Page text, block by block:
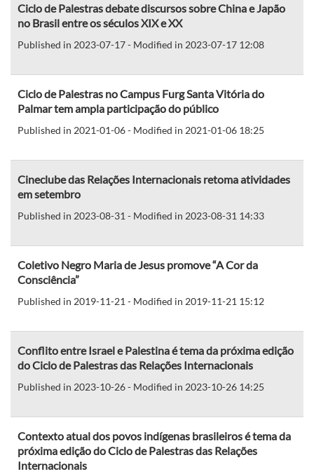
Ciclo de Palestras debate discursos sobre China e Japão
no Brasil entre os séculos XIX e XX
Published in 2023-07-17 - Modified in 2023-07-17 12:08
Ciclo de Palestras no Campus Furg Santa Vitória do
Palmar tem ampla participação do público
Published in 2021-01-06 - Modified in 2021-01-06 18:25
Cineclube das Relações Internacionais retoma atividades
em setembro
Published in 2023-08-31 - Modified in 2023-08-31 14:33
Coletivo Negro Maria de Jesus promove “A Cor da
Consciência”
Published in 2019-11-21 - Modified in 2019-11-21 15:12
Conflito entre Israel e Palestina é tema da próxima edição
do Ciclo de Palestras das Relações Internacionais
Published in 2023-10-26 - Modified in 2023-10-26 14:25
Contexto atual dos povos indígenas brasileiros é tema da
próxima edição do Ciclo de Palestras das Relações
Internacionais